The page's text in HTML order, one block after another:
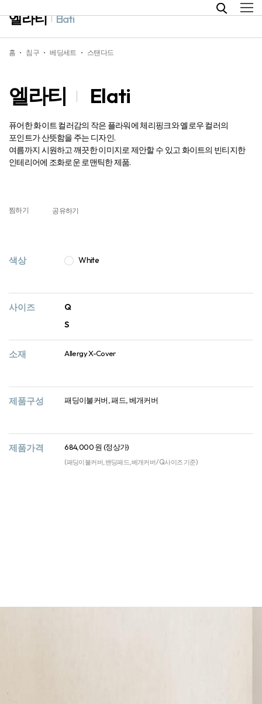
홈 침구 베딩세트 스탠다드
엘라티 Elati
퓨어한 화이트 컬러감의 작은 플라워에 체리핑크와 옐로우 컬러의
포인트가 산뜻함을 주는 디자인.
여름까지 시원하고 깨끗한 이미지로 제안할 수 있고 화이트의 빈티지한
인테리어에 조화로운 로맨틱한 제품.
찜하기 공유하기
엘라티 Elati
색상 White
사이즈
Q
S
소재 Allergy X-Cover
제품구성 패딩이불커버, 패드, 베개커버
제품가격 684,000 원 (정상가)
(패딩이불커버, 밴딩패드, 베개커버 / Q사이즈 기준)